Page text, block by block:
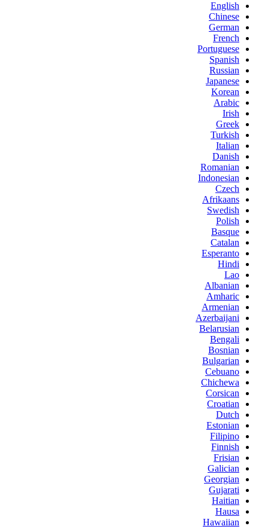
English
Chinese
German
French
Portuguese
Spanish
Russian
Japanese
Korean
Arabic
Irish
Greek
Turkish
Italian
Danish
Romanian
Indonesian
Czech
Afrikaans
Swedish
Polish
Basque
Catalan
Esperanto
Hindi
Lao
Albanian
Amharic
Armenian
Azerbaijani
Belarusian
Bengali
Bosnian
Bulgarian
Cebuano
Chichewa
Corsican
Croatian
Dutch
Estonian
Filipino
Finnish
Frisian
Galician
Georgian
Gujarati
Haitian
Hausa
Hawaiian